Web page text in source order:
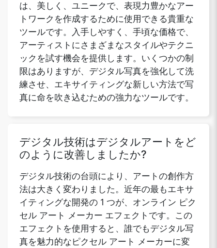
は、美しく、ユニークで、表現力豊かなアー
トワークを作成するために使用できる貴重な
ツールです。入手しやすく、手頃な価格で、
アーティストにさまざまなスタイルやテクニ
ックを試す機会を提供します。いくつかの制
限はありますが、デジタル写真を強化して洗
練させ、エキサイティングな新しい方法で写
真に命を吹き込むための強力なツールです。
デジタル技術はデジタルアートをど
のように改善しましたか?
デジタル技術の台頭により、アートの創作方
法は大きく変わりました。近年の最もエキサ
イティングな開発の 1 つが、オンライン ピク
セル アート メーカー エフェクトです。この
エフェクトを使用すると、誰でもデジタル写
真を魅力的なピクセル アート メーカーに変